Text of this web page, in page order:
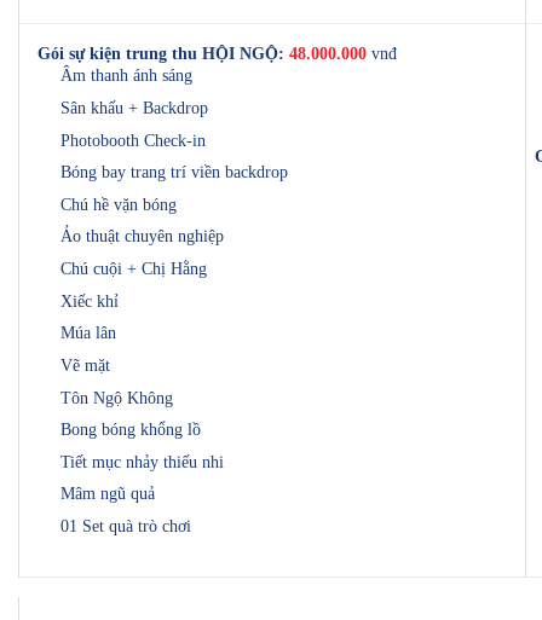
Gói sự kiện trung thu HỘI NGỘ: 48.000.000 vnđ
Âm thanh ánh sáng
Sân khấu + Backdrop
Photobooth Check-in
Bóng bay trang trí viền backdrop
Chú hề vặn bóng
Ảo thuật chuyên nghiệp
Chú cuội + Chị Hằng
Xiếc khỉ
Múa lân
Vẽ mặt
Tôn Ngộ Không
Bong bóng khổng lồ
Tiết mục nhảy thiếu nhi
Mâm ngũ quả
01 Set quà trò chơi